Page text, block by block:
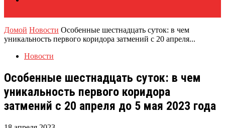
Домой Новости Особенные шестнадцать суток: в чем
уникальность первого коридора затмений с 20 апреля...
Новости
Особенные шестнадцать суток: в чем
уникальность первого коридора
затмений с 20 апреля до 5 мая 2023 года